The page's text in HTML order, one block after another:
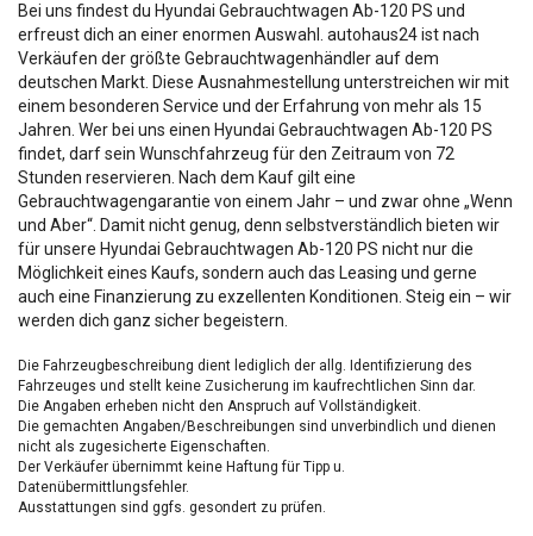
Bei uns findest du Hyundai Gebrauchtwagen Ab-120 PS und
erfreust dich an einer enormen Auswahl. autohaus24 ist nach
Verkäufen der größte Gebrauchtwagenhändler auf dem
deutschen Markt. Diese Ausnahmestellung unterstreichen wir mit
einem besonderen Service und der Erfahrung von mehr als 15
Jahren. Wer bei uns einen Hyundai Gebrauchtwagen Ab-120 PS
findet, darf sein Wunschfahrzeug für den Zeitraum von 72
Stunden reservieren. Nach dem Kauf gilt eine
Gebrauchtwagengarantie von einem Jahr – und zwar ohne „Wenn
und Aber“. Damit nicht genug, denn selbstverständlich bieten wir
für unsere Hyundai Gebrauchtwagen Ab-120 PS nicht nur die
Möglichkeit eines Kaufs, sondern auch das Leasing und gerne
auch eine Finanzierung zu exzellenten Konditionen. Steig ein – wir
werden dich ganz sicher begeistern.
Die Fahrzeugbeschreibung dient lediglich der allg. Identifizierung des
Fahrzeuges und stellt keine Zusicherung im kaufrechtlichen Sinn dar.
Die Angaben erheben nicht den Anspruch auf Vollständigkeit.
Die gemachten Angaben/Beschreibungen sind unverbindlich und dienen
nicht als zugesicherte Eigenschaften.
Der Verkäufer übernimmt keine Haftung für Tipp u.
Datenübermittlungsfehler.
Ausstattungen sind ggfs. gesondert zu prüfen.